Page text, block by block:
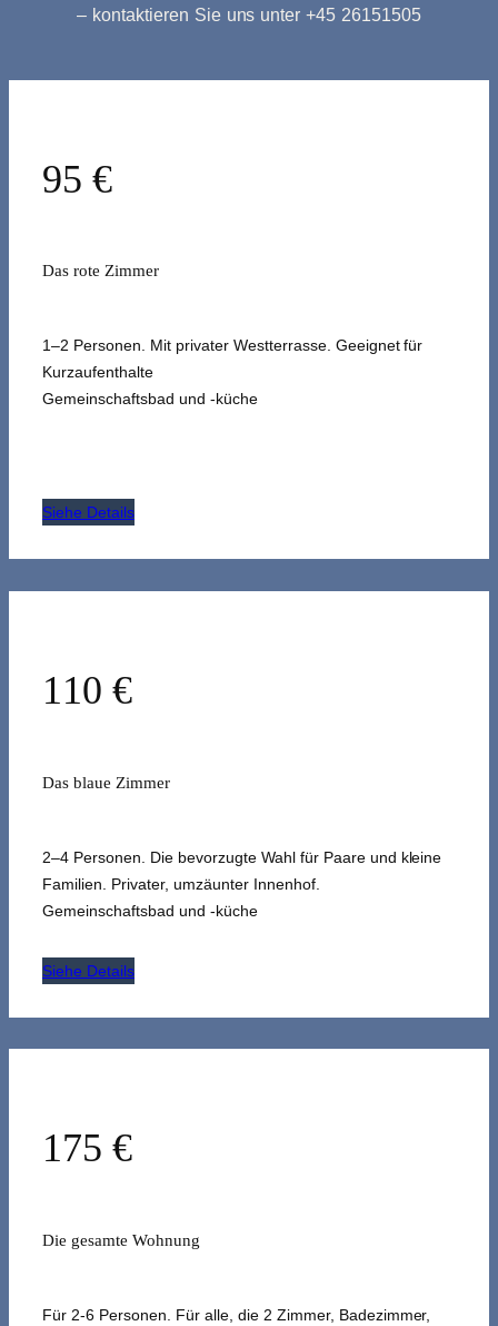
– kontaktieren Sie uns unter +45 26151505
95 €
Das rote Zimmer
1–2 Personen. Mit privater Westterrasse. Geeignet für
Kurzaufenthalte
Gemeinschaftsbad und -küche
Siehe Details
110 €
Das blaue Zimmer
2–4 Personen. Die bevorzugte Wahl für Paare und kleine
Familien. Privater, umzäunter Innenhof.
Gemeinschaftsbad und -küche
Siehe Details
175 €
Die gesamte Wohnung
Für 2-6 Personen. Für alle, die 2 Zimmer, Badezimmer,